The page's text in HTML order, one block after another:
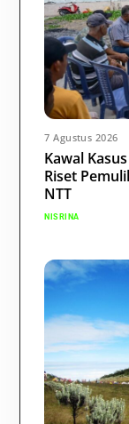
7 Agustus 2026
Kawal
Riset
NTT
NISRINA